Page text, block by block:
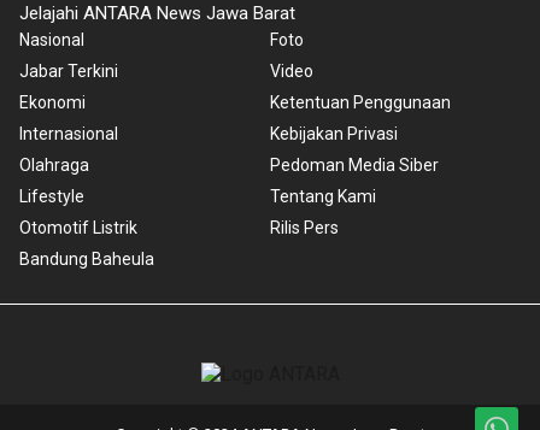
Jelajahi ANTARA News Jawa Barat
Nasional
Jabar Terkini
Ekonomi
Internasional
Olahraga
Lifestyle
Otomotif Listrik
Bandung Baheula
Foto
Video
Ketentuan Penggunaan
Kebijakan Privasi
Pedoman Media Siber
Tentang Kami
Rilis Pers